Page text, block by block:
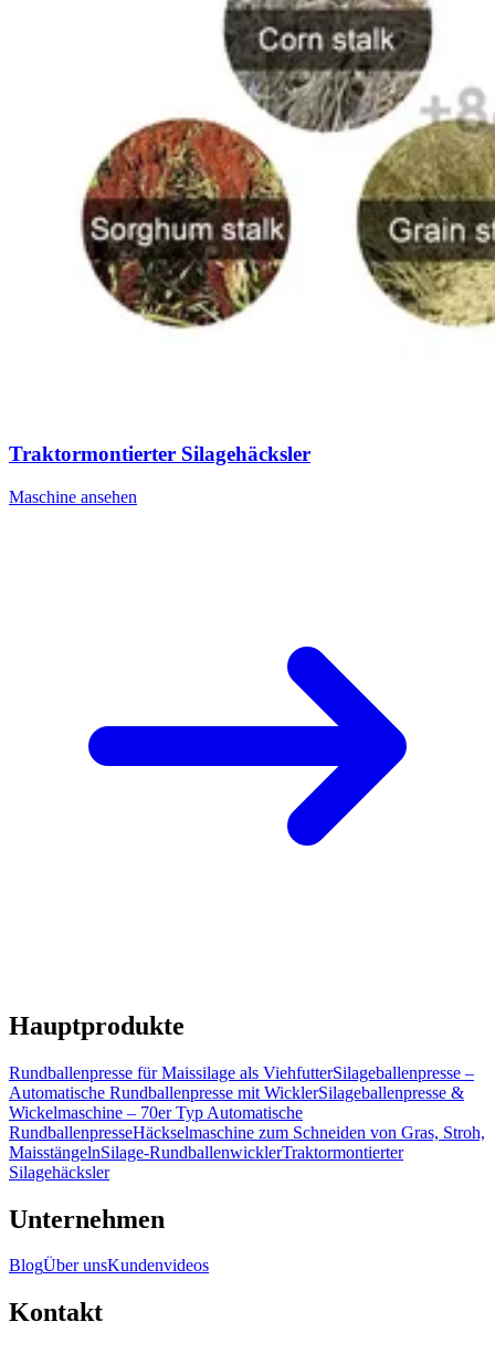
Traktormontierter Silagehäcksler
Maschine ansehen
Hauptprodukte
Rundballenpresse für Maissilage als ViehfutterSilageballenpresse –
Automatische Rundballenpresse mit WicklerSilageballenpresse &
Wickelmaschine – 70er Typ Automatische
RundballenpresseHäckselmaschine zum Schneiden von Gras, Stroh,
MaisstängelnSilage-RundballenwicklerTraktormontierter
Silagehäcksler
Unternehmen
BlogÜber unsKundenvideos
Kontakt